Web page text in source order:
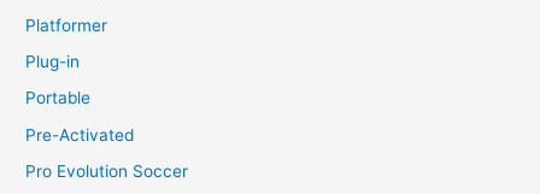
Platformer
Plug-in
Portable
Pre-Activated
Pro Evolution Soccer